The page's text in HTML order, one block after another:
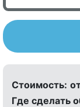
Стоимость:
Где сделать